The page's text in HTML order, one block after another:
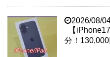
2026/08/
【
分！130,000